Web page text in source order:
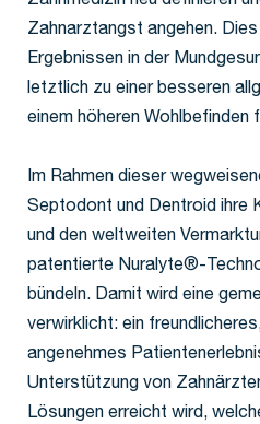
Zahnarztangst angehen.
Ergebnissen in der
letztlich zu einer besseren
einem höheren Wohlbefinden
Im Rahmen dieser
Septodont und Dentroid ihre
und den weltweiten
patentierte Nuralyte®-
bündeln. Damit wird eine
verwirklicht: ein
angenehmes
Unterstützung von
Lösungen erreicht wird,